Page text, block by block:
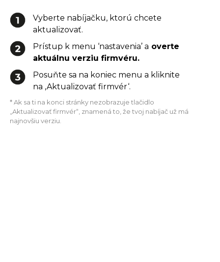
Vyberte nabíjačku, ktorú chcete
aktualizovať.
Prístup k menu ‘nastavenia’ a overte
aktuálnu verziu firmvéru.
Posuňte sa na koniec menu a kliknite
na ‚Aktualizovať firmvér‘.
* Ak sa ti na konci stránky nezobrazuje tlačidlo
„Aktualizovať firmvér“, znamená to, že tvoj nabíjač už má
najnovšiu verziu.